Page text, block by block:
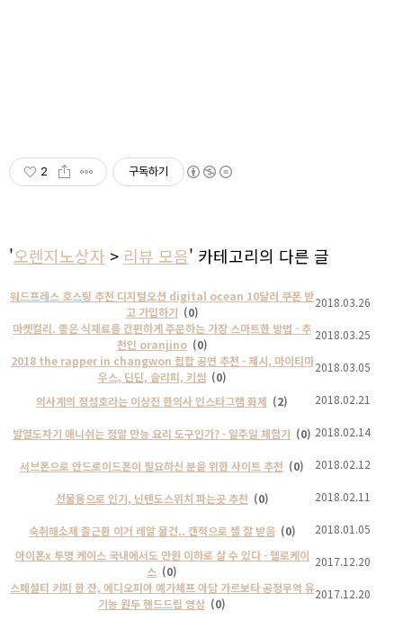
2 구독하기
'오렌지노상자 > 리뷰 모음' 카테고리의 다른 글
워드프레스 호스팅 추천 디지털오션 digital ocean 10달러 쿠폰 받
고 가입하기 (0)
2018.03.26
마켓컬리. 좋은 식재료를 간편하게 주문하는 가장 스마트한 방법 - 추
천인 oranjino (0)
2018.03.25
2018 the rapper in changwon 힙합 공연 추천 - 제시, 마이티마
우스, 딘딘, 슬리피, 키썸 (0)
2018.03.05
의사계의 정성호라는 이상진 한의사 인스타그램 화제 (2) 2018.02.21
발열도자기 애니쉬는 정말 만능 요리 도구인가? - 일주일 체험기 (0) 2018.02.14
서브폰으로 안드로이드폰이 필요하신 분을 위한 사이트 추천 (0) 2018.02.12
선물용으로 인기, 닌텐도스위치 파는곳 추천 (0) 2018.02.11
숙취해소제 출근환 이거 레알 물건.. 갠적으로 젤 잘 받음 (0)
2018.01.05
아이폰x 투명 케이스 국내에서도 만원 이하로 살 수 있다 - 헬로케이
스 (0)
2017.12.20
스페셜티 커피 한 잔, 에디오피아 예가체프 아담 가르보타 공정무역 유
기농 원두 핸드드립 영상 (0)
2017.12.20